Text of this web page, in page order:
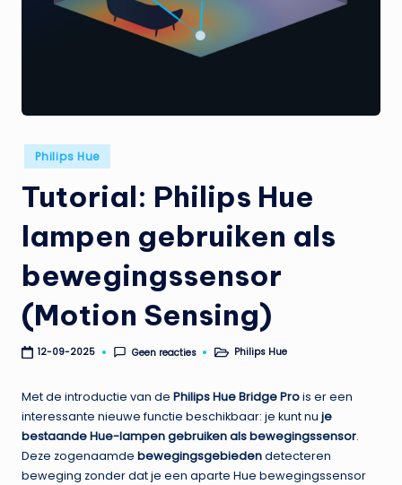
Geplaatst
in
Philips Hue
Tutorial: Philips Hue
lampen gebruiken als
bewegingssensor
(Motion Sensing)
12-09-2025 Geen reacties
GeplaatstPhilips Hue
Met de introductie van de Philips Hue Bridge Prois er een
interessante nieuwe functie beschikbaar: je kunt nu je
bestaande Hue-lampen gebruiken als bewegingssensor.
Deze zogenaamde bewegingsgebiedendetecteren
beweging zonder dat je een aparte Hue bewegingssensor